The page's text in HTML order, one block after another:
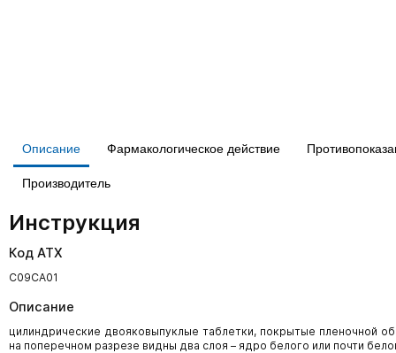
Описание Фармакологическое действие
Производитель
Инструкция
Код АТХ
C09CA01
Описание
цилиндрические двояковыпуклые таблетки, покрытые пленочной
на поперечном разрезе видны два слоя – ядро белого или почти